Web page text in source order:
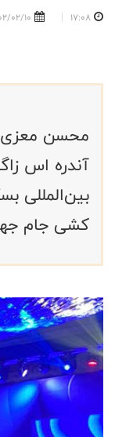
17:08
02/10
محسن معزی
آندره اس
بین‌المللی
کشی جام جهانی ۲۰۲۳ دیدار